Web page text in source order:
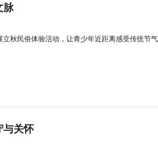
脉
秋民俗体验活动，让青少年近距离感受传统节
与关怀